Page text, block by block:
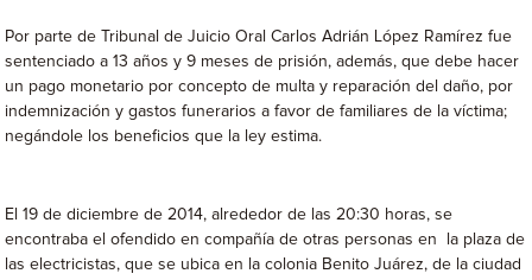
Por parte de Tribunal de Juicio Oral Carlos Adrián López Ramírez fue
sentenciado a 13 años y 9 meses de prisión, además, que debe hacer
un pago monetario por concepto de multa y reparación del daño, por
indemnización y gastos funerarios a favor de familiares de la víctima;
negándole los beneficios que la ley estima.
El 19 de diciembre de 2014, alrededor de las 20:30 horas, se
encontraba el ofendido en compañía de otras personas en
la plaza de
las electricistas, que se ubica en la colonia Benito Juárez, de la ciudad